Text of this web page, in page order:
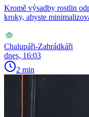
Kromě výsadby rostlin
kroky, abyste
Chalupáři-Zahrádkáři
dnes, 16:03
2 min